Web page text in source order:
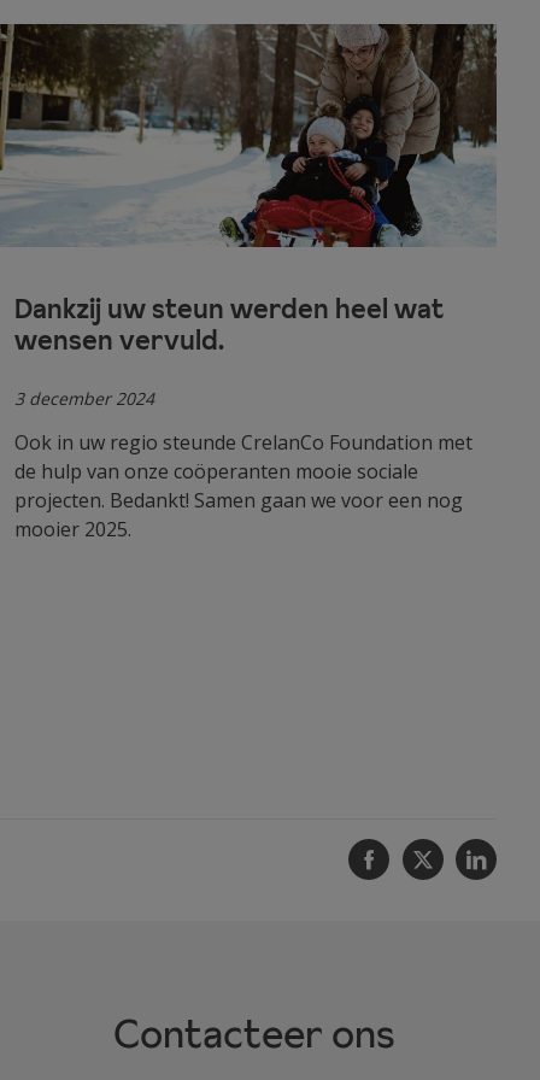
Dankzij uw steun werden heel wat
wensen vervuld.
3 december 2024
Ook in uw regio steunde CrelanCo Foundation met
de hulp van onze coöperanten mooie sociale
projecten. Bedankt! Samen gaan we voor een nog
mooier 2025.
Facebook
Twitter
Contacteer ons